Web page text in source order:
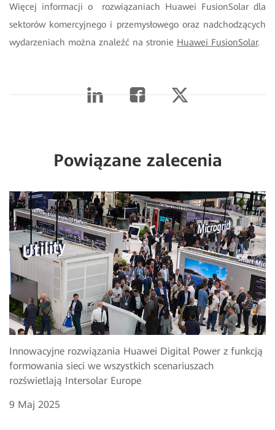
Więcej informacji o
rozwiązaniach Huawei FusionSolar dla
sektorów komercyjnego i przemysłowego oraz nadchodzących
wydarzeniach można znaleźć na stronie Huawei FusionSolar.
Powiązane zalecenia
Innowacyjne rozwiązania Huawei Digital Power z funkcją
formowania sieci we wszystkich scenariuszach
rozświetlają Intersolar Europe
9 Maj 2025